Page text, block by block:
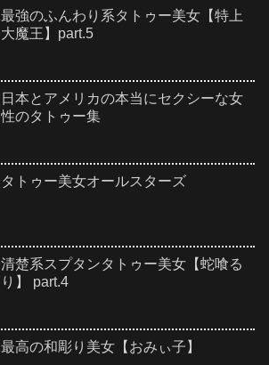
最強のふんわり系タトゥー美女【特上
大魔王】part.5
日本とアメリカの本当にセクシーな女
性のタトゥー集
タトゥー美女オールスターズ
清楚系スプタンタトゥー美女【蛇喰る
り】 part.4
最高の和彫り美女【おみぃ子】